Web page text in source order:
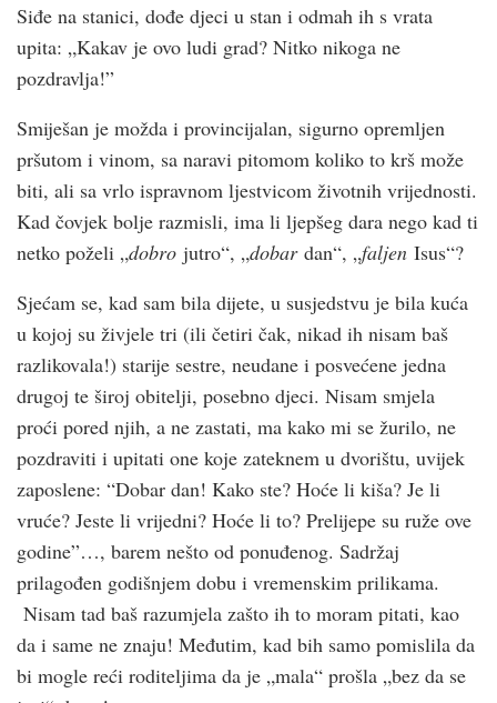
Siđe na stanici, dođe djeci u stan i odmah ih s vrata
upita: „Kakav je ovo ludi grad? Nitko nikoga ne
pozdravlja!”
Smiješan je možda i provincijalan, sigurno opremljen
pršutom i vinom, sa naravi pitomom koliko to krš može
biti, ali sa vrlo ispravnom ljestvicom životnih vrijednosti.
Kad čovjek bolje razmisli, ima li ljepšeg dara nego kad ti
netko poželi „dobro jutro“, „dobardan“, „faljen Isus“?
Sjećam se, kad sam bila dijete, u susjedstvu je bila kuća
u kojoj su živjele tri (ili četiri čak, nikad ih nisam baš
razlikovala!) starije sestre, neudane i posvećene jedna
drugoj te široj obitelji, posebno djeci. Nisam smjela
proći pored njih, a ne zastati, ma kako mi se žurilo, ne
pozdraviti i upitati one koje zateknem u dvorištu, uvijek
zaposlene: “Dobar dan! Kako ste? Hoće li kiša? Je li
vruće? Jeste li vrijedni? Hoće li to? Prelijepe su ruže ove
godine”…, barem nešto od ponuđenog. Sadržaj
prilagođen godišnjem dobu i vremenskim prilikama.
Nisam tad baš razumjela zašto ih to moram pitati, kao
da i same ne znaju! Međutim, kad bih samo pomislila da
bi mogle reći roditeljima da je „mala“ prošla „bez da se